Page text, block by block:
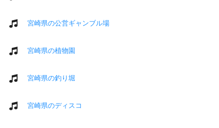
宮崎県の公営ギャンブル場
宮崎県の植物園
宮崎県の釣り堀
宮崎県のディスコ